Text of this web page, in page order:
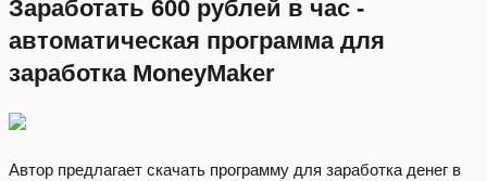
Заработать 600 рублей в час -
автоматическая программа для
заработка МoneyМaker
Автор предлагает скачать программу для заработка денег в